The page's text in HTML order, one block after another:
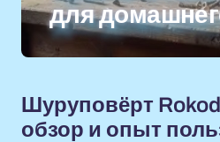
для
Шуруповёрт
обзор и опыт